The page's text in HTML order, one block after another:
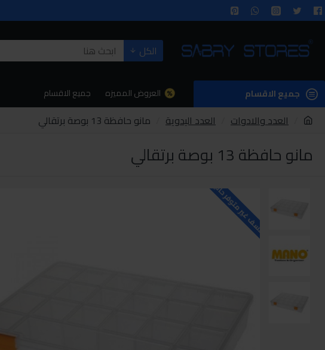
الكل
جميع الاقسام العروض المميزه جميع الاقسام
العدد والادوات العدد اليدوية مانو حافظة 13 بوصة برتقالي
مانو حافظة 13 بوصة برتقالي
للاسف غير متوفر حاليا